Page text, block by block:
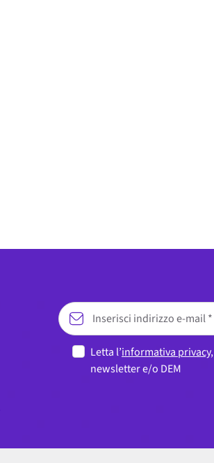
Letta l’informativa privacy
newsletter e/o DEM